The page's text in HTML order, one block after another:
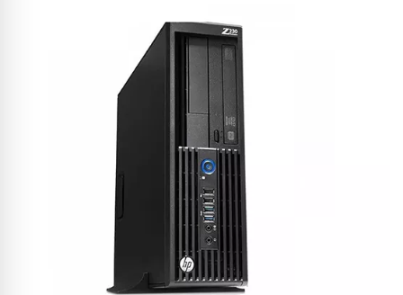
Appelez-nous au